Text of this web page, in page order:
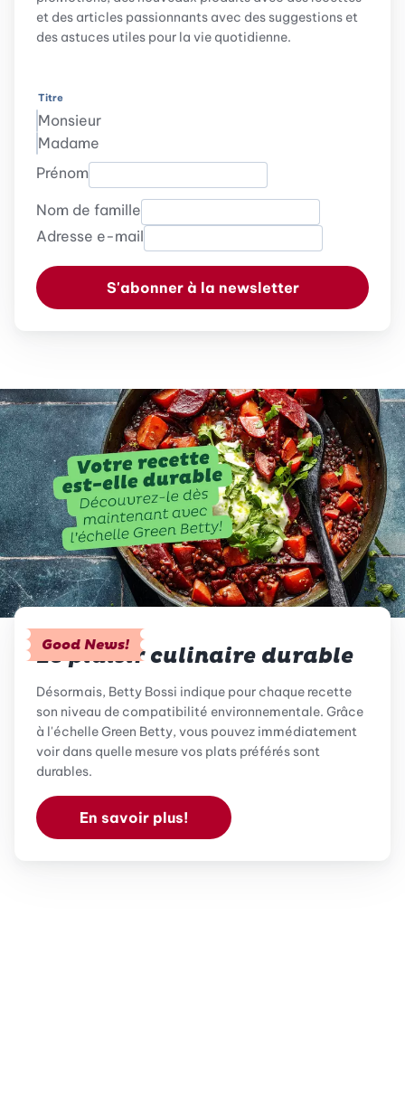
et des articles passionnants avec des suggestions et
des astuces utiles pour la vie quotidienne.
Titre
Monsieur
Madame
Prénom
Nom de famille
Adresse e-mail
S'abonner à la newsletter
Good News!
Le plaisir culinaire durable
Désormais, Betty Bossi indique pour chaque recette
son niveau de compatibilité environnementale. Grâce
à l'échelle Green Betty, vous pouvez immédiatement
voir dans quelle mesure vos plats préférés sont
durables.
En savoir plus!